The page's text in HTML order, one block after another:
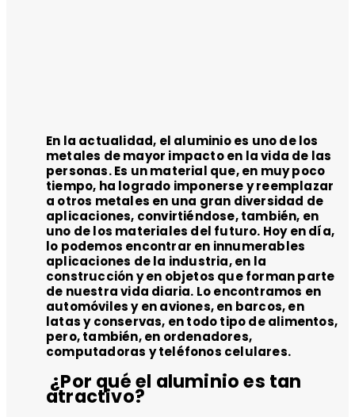
En la actualidad, el aluminio es uno de los
metales de mayor impacto en la vida de las
personas. Es un material que, en muy poco
tiempo, ha logrado imponerse y reemplazar
a otros metales en una gran diversidad de
aplicaciones, convirtiéndose, también, en
uno de los materiales del futuro. Hoy en día,
lo podemos encontrar en innumerables
aplicaciones de la industria, en la
construcción y en objetos que forman parte
de nuestra vida diaria. Lo encontramos en
automóviles y en aviones, en barcos, en
latas y conservas, en todo tipo de alimentos,
pero, también, en ordenadores,
computadoras y teléfonos celulares.
¿Por qué el aluminio es tan
atractivo?